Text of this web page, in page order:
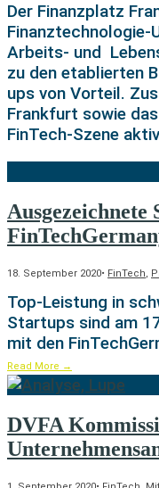
Der Finanzplatz
Arbeits- und
zu den etablierten
ups von Vorteil.
Frankfurt sowie
FinTech-Szene
Ausgezeichnete
18. September 2020• FinTech,
Top-Leistung in
Startups sind am
mit den
Read More →
DVFA